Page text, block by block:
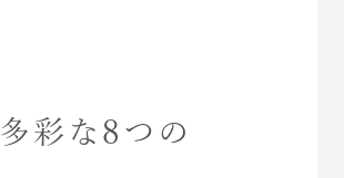
多彩な8つの